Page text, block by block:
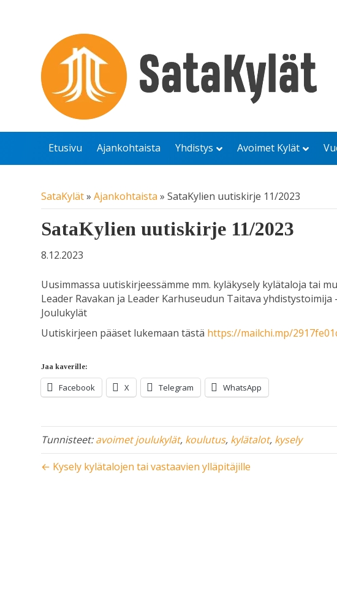
Etusivu Ajankohtaista Yhdistys Avoimet Kylät
SataKylät»Ajankohtaista »SataKylien uutiskirje 11/2023
SataKylien uutiskirje 11/2023
8.12.2023
Uusimmassa uutiskirjeessämme mm. kyläkysely kylätaloja tai
Leader Ravakan ja Leader Karhuseudun Taitava
Joulukylät
Uutiskirjeen pääset lukemaan tästä https://mailchi.mp/
Jaa kaverille:
Facebook X Telegram WhatsApp
Tunnisteet:avoimet joulukylät, koulutus, kylätalot, kysely
← Kysely kylätalojen tai vastaavien ylläpitäjille